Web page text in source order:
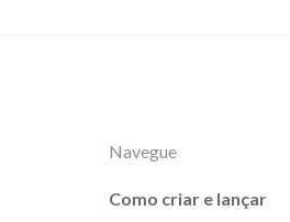
Navegue
Como criar e lançar